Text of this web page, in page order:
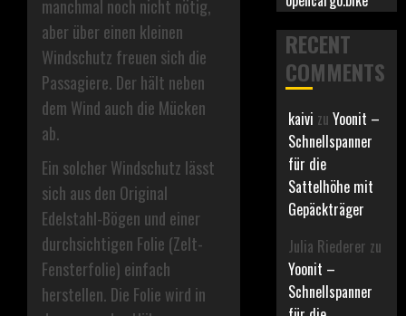
manchmal noch nicht nötig,
aber über einen kleinen
Windschutz freuen sich die
Passagiere. Der hält neben
dem Wind auch die Mücken
ab.
Ein solcher Windschutz lässt
sich aus den Original
Edelstahl-Bögen und einer
durchsichtigen Folie (Zelt-
Fensterfolie) einfach
herstellen. Die Folie wird in
RECENT
COMMENTS
kaivi zuYoonit –
Schnellspanner
für die
Sattelhöhe mit
Gepäckträger
Julia Riederer zu
Yoonit –
Schnellspanner